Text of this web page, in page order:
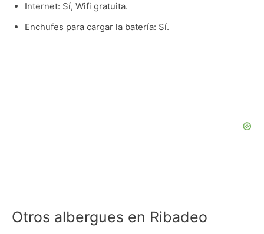
Internet: Sí, Wifi gratuita.
Enchufes para cargar la batería: Sí.
Otros albergues en Ribadeo